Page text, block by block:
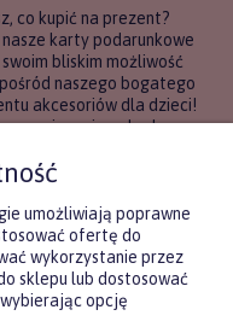
co kupić na prezent?
karty podarunkowe
bliskim możliwość
naszego bogatego
akcesoriów dla dzieci!
rozwiązanie, gdy chcesz
co będzie najbardziej
SIĘ WIĘCEJ
umożliwiają poprawne
ofertę do
wykorzystanie przez
sklepu lub dostosować
opcję